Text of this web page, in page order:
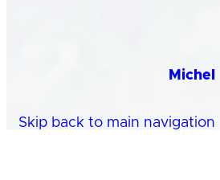
Michel
Skip back to main navigation